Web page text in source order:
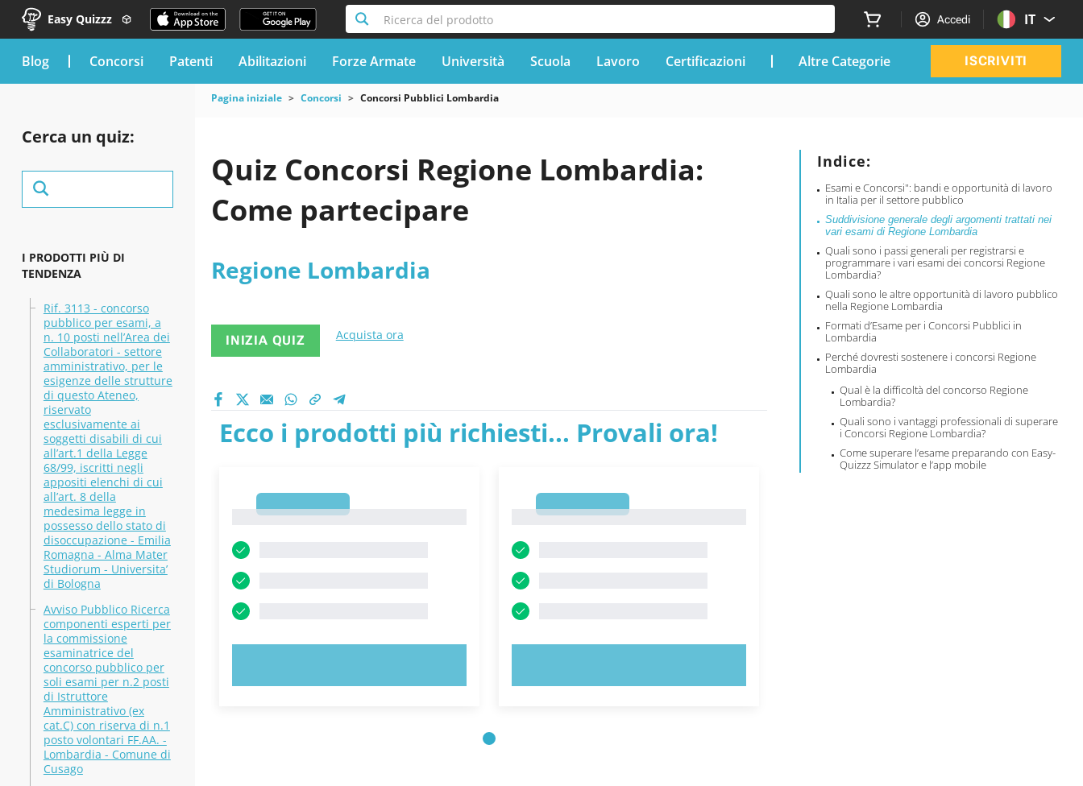
Easy Quizzz Ricerca del prodotto Accedi IT
blog Concorsi Patenti Abilitazioni Forze Armate Università Scuola Lavoro Certificazioni Altre Categorie ISCRIVITI
Cerca un quiz:
I PRODOTTI PIÙ DI
TENDENZA
Rif. 3113 - concorso
pubblico per esami, a
n. 10 posti nell’Area dei
Collaboratori - settore
amministrativo, per le
esigenze delle strutture
di questo Ateneo,
riservato
esclusivamente ai
soggetti disabili di cui
all’art.1 della Legge
68/99, iscritti negli
appositi elenchi di cui
all’art. 8 della
medesima legge in
possesso dello stato di
disoccupazione - Emilia
Romagna - Alma Mater
Studiorum - Universita’
di Bologna
Avviso Pubblico Ricerca
componenti esperti per
la commissione
esaminatrice del
concorso pubblico per
soli esami per n.2 posti
di Istruttore
Amministrativo (ex
cat.C) con riserva di n.1
posto volontari FF.AA. -
Lombardia - Comune di
Cusago
Pagina iniziale Concorsi Concorsi Pubblici Lombardia
Indice:
Esami e Concorsi": bandi e opportunità di lavoro
in Italia per il settore pubblico
Suddivisione generale degli argomenti trattati nei
vari esami di Regione Lombardia
Quali sono i passi generali per registrarsi e
programmare i vari esami dei concorsi Regione
Lombardia?
Quali sono le altre opportunità di lavoro pubblico
nella Regione Lombardia
Formati d’Esame per i Concorsi Pubblici in
Lombardia
Perché dovresti sostenere i concorsi Regione
Lombardia
Qual è la difficoltà del concorso Regione
Lombardia?
Quali sono i vantaggi professionali di superare
i Concorsi Regione Lombardia?
Come superare l’esame preparando con Easy-
Quizzz Simulator e l’app mobile
Quiz Concorsi Regione Lombardia:
Come partecipare
Regione Lombardia
INIZIA QUIZ Acquista ora
Ecco i prodotti più richiesti... Provali ora!